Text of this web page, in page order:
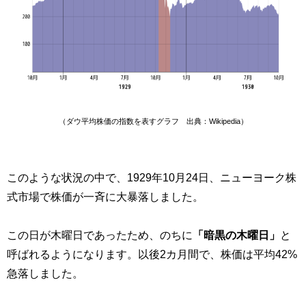
（ダウ平均株価の指数を表すグラフ 出典：Wikipedia）
このような状況の中で、1929年10月24日、ニューヨーク株
式市場で株価が一斉に大暴落しました。
この日が木曜日であったため、のちに 「暗黒の木曜日」
と
呼ばれるようになります。以後2カ月間で、株価は平均42%
急落しました。